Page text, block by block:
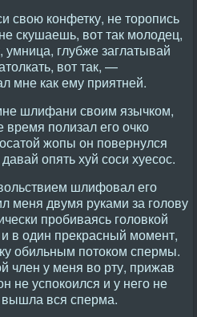
свою конфетку, не торопись
скушаешь, вот так молодец,
умница, глубже заглатывай
вот так, —
мне как ему приятней.
шлифани своим язычком,
полизал его очко
жопы он повернулся
опять хуй соси хуесос.
шлифовал его
меня двумя руками за голову
пробиваясь головкой
в один прекрасный момент,
обильным потоком спермы.
член у меня во рту, прижав
не успокоился и у него не
вышла вся сперма.